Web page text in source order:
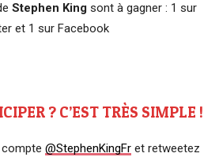
Stephen Kingsont à gagner : 1 sur
et 1 sur Facebook
? C’EST TRÈS SIMPLE !
@StephenKingFr et retweetez